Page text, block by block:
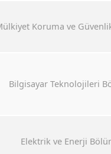
Koruma ve
Bilgisayar Teknolojileri
Elektrik ve Enerji